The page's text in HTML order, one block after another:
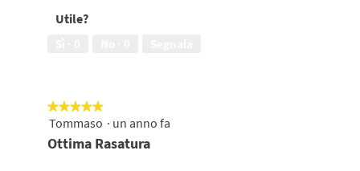
Utile?
★★★★★
★★★★★
5
5
Tommaso · un anno fa
Ottima Rasatura